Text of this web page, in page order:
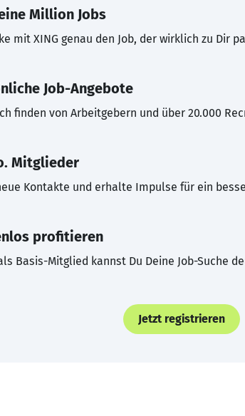
Million Jobs
mit XING genau den Job, der wirklich zu Dir
Job-Angebote
finden von Arbeitgebern und über 20.000
Mitglieder
Kontakte und erhalte Impulse für ein
profitieren
Basis-Mitglied kannst Du Deine Job-Suche
Jetzt registrieren